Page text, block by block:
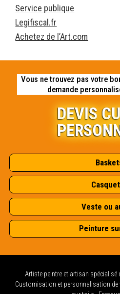
Service publique
Legifiscal.fr
Achetez de l’Art.com
Vous ne trouvez pas votre
demande
DEVIS
Veste ou
Peinture
Artiste peintre et artisan spécialisé
Customisation et personnalisation de